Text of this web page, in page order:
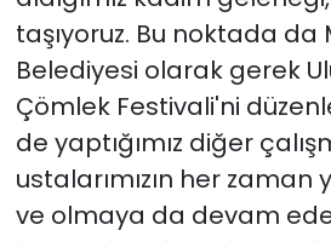
taşıyoruz. Bu noktada da
Belediyesi olarak gerek
Çömlek Festivali'ni
de yaptığımız diğer
ustalarımızın her zaman
ve olmaya da devam